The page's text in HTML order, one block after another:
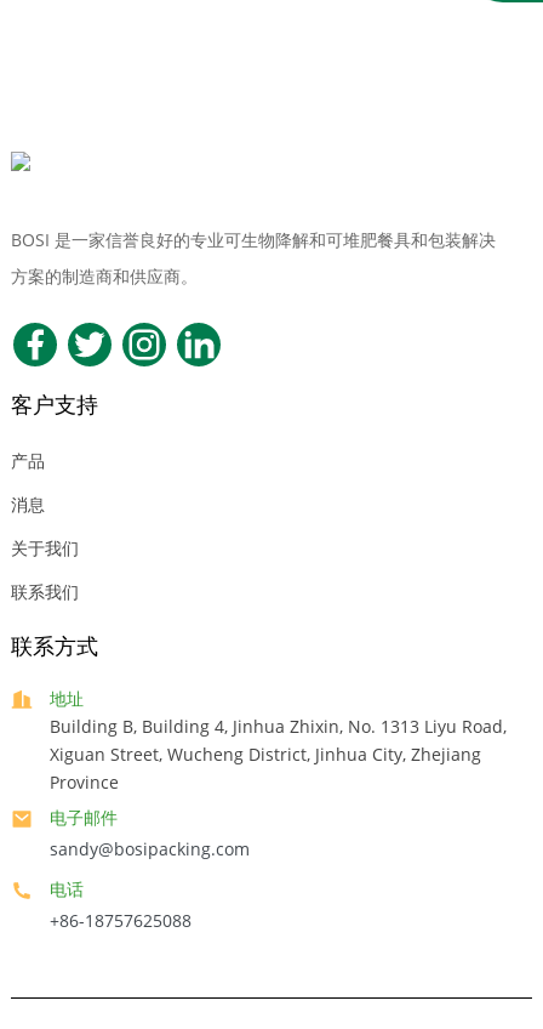
BOSI 是一家信誉良好的专业可生物降解和可堆肥餐具和包装解决
方案的制造商和供应商。
客户支持
产品
消息
关于我们
联系我们
联系方式
地址
Building B, Building 4, Jinhua Zhixin, No. 1313 Liyu Road,
Xiguan Street, Wucheng District, Jinhua City, Zhejiang
Province
电子邮件
sandy@bosipacking.com
电话
+86-18757625088